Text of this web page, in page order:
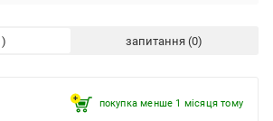
запитання
покупка менше 1 місяця томy